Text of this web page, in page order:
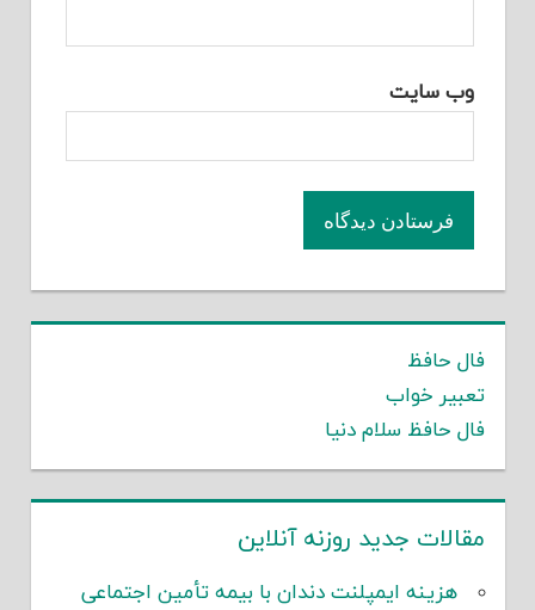
وب‌ سایت
فال حافظ
تعبیر خواب
فال حافظ سلام دنیا
مقالات جدید روزنه آنلاین
هزینه ایمپلنت دندان با بیمه تأمین اجتماعی